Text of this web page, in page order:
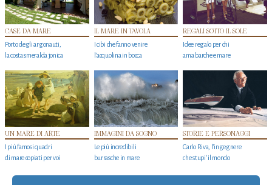
CASE DA MARE
Porto degli argonauti,
la costa smeralda jonica
IL MARE IN TAVOLA
I cibi che fanno venire
l’acquolina in bocca
REGALI SOTTO IL SOLE
Idee regalo per chi
ama barche e mare
UN MARE DI ARTE
I più famosi quadri
di mare copiati per voi
IMMAGINI DA SOGNO
Le più incredibili
burrasche in mare
STORIE E PERSONAGGI
Carlo Riva, l’ingegnere
che stupi' il mondo